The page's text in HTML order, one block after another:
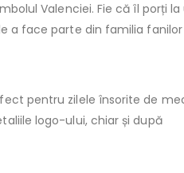
Valenciei. Fie că îl porți la
a face parte din familia fanilor
pentru zilele însorite de
logo-ului, chiar și după